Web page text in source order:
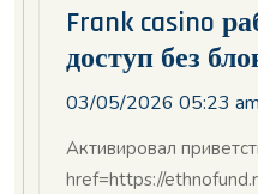
Frank casino
доступ без
03/05/2026 05:23 am
Активировал
href=https://